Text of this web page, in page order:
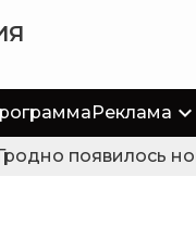
Реклама
появилось